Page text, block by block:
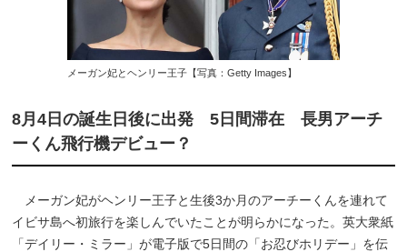
メーガン妃とヘンリー王子【写真：Getty Images】
8月4日の誕生日後に出発 5日間滞在 長男アーチ
ーくん飛行機デビュー？
メーガン妃がヘンリー王子と生後3か月のアーチーくんを連れて
イビサ島へ初旅行を楽しんでいたことが明らかになった。英大衆紙
「デイリー・ミラー」が電子版で5日間の「お忍びホリデー」を伝